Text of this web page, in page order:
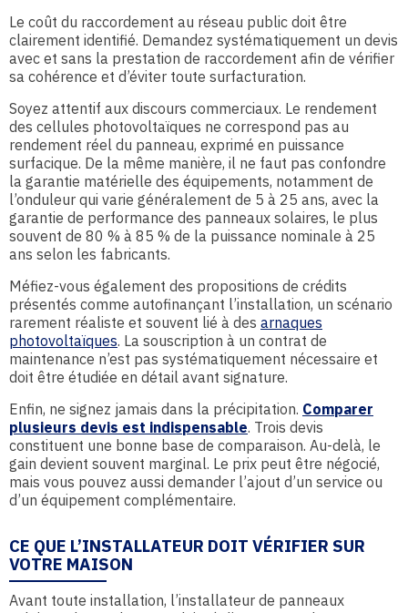
Le coût du raccordement au réseau public doit être
clairement identifié. Demandez systématiquement un devis
avec et sans la prestation de raccordement afin de vérifier
sa cohérence et d’éviter toute surfacturation.
Soyez attentif aux discours commerciaux. Le rendement
des cellules photovoltaïques ne correspond pas au
rendement réel du panneau, exprimé en puissance
surfacique. De la même manière, il ne faut pas confondre
la garantie matérielle des équipements, notamment de
l’onduleur qui varie généralement de 5 à 25 ans, avec la
garantie de performance des panneaux solaires, le plus
souvent de 80 % à 85 % de la puissance nominale à 25
ans selon les fabricants.
Méfiez-vous également des propositions de crédits
présentés comme autofinançant l’installation, un scénario
rarement réaliste et souvent lié à des arnaques
photovoltaïques. La souscription à un contrat de
maintenance n’est pas systématiquement nécessaire et
doit être étudiée en détail avant signature.
Enfin, ne signez jamais dans la précipitation. Comparer
plusieurs devis est indispensable. Trois devis
constituent une bonne base de comparaison. Au-delà, le
gain devient souvent marginal. Le prix peut être négocié,
mais vous pouvez aussi demander l’ajout d’un service ou
d’un équipement complémentaire.
CE QUE L’INSTALLATEUR DOIT VÉRIFIER SUR
VOTRE MAISON
Avant toute installation, l’installateur de panneaux